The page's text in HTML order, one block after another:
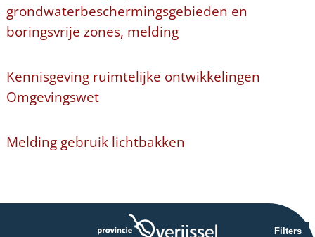
grondwaterbeschermingsgebieden en
boringsvrije zones, melding
Kennisgeving ruimtelijke ontwikkelingen
Omgevingswet
Melding gebruik lichtbakken
Filters